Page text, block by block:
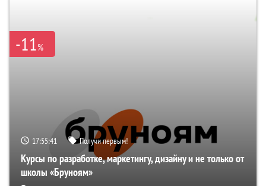
-11%
17:55:40 Получи первым!
Курсы по разработке, маркетингу, дизайну и не только от
школы «Бруноям»